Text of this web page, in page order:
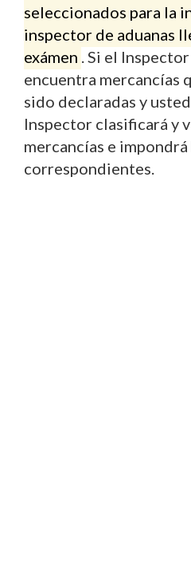
seleccionados para la
inspector de aduanas
exámen . Si el
encuentra mercancías
sido declaradas y
Inspector clasificará y
mercancías e
correspondientes.